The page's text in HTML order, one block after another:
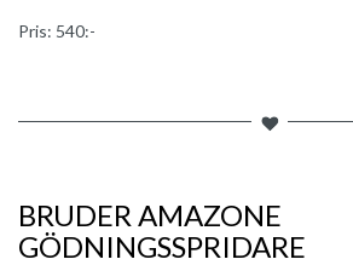
Pris: 540:-
BRUDER AMAZONE
GÖDNINGSSPRIDARE